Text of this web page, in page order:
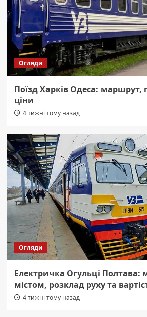
Огляди
Поїзд Харків Одеса: маршрут,
ціни
4 тижні тому назад
Огляди
Електричка Огульці Полтава:
містом, розклад руху та
4 тижні тому назад